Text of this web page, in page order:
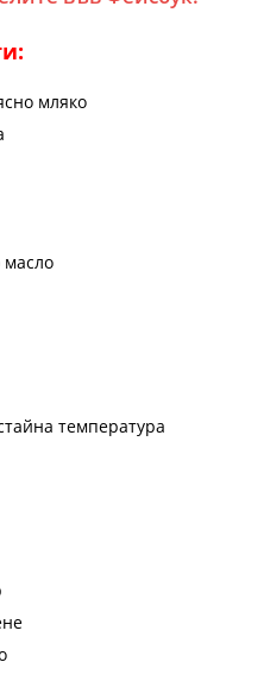
мляко
масло
температура